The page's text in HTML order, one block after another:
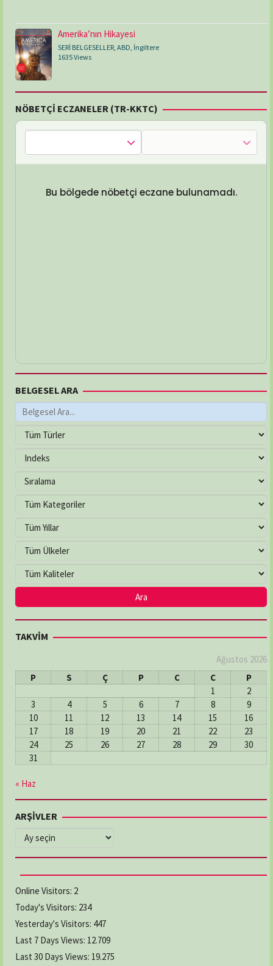
Amerika’nın Hikayesi
SERİ BELGESELLER ABD İngiltere
1635 Views
NÖBETÇİ ECZANELER (TR-KKTC)
Bu bölgede nöbetçi eczane bulunamadı.
BELGESEL ARA
TAKVİM
Ağustos 2026
P
S Ç P C C
P
1
2
3
4 5 6 7 8
9
10
11 12 13 14 15
16
17
18 19 20 21 22
23
24
25 26 27 28 29
30
31
« Haz
ARŞİVLER
ARŞİVLER
Online Visitors: 2
Today's Visitors: 234
Yesterday's Visitors: 447
Last 7 Days Views: 12.709
Last 30 Days Views: 19.275